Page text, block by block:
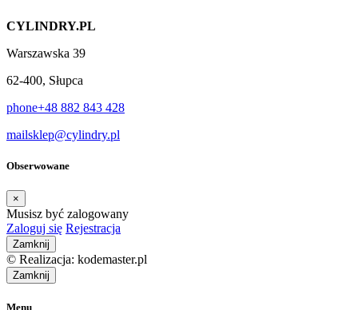
CYLINDRY.PL
Warszawska 39
62-400, Słupca
phone+48 882 843 428
mailsklep@cylindry.pl
Obserwowane
×
Musisz być zalogowany
Zaloguj się Rejestracja
Zamknij
© Realizacja: kodemaster.pl
Zamknij
Menu